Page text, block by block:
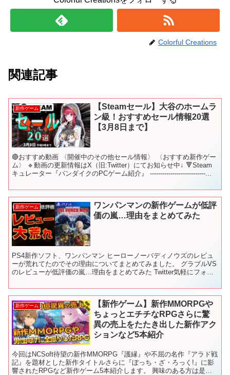
Colorful Creations
関連記事
新作ゲーム
【Steamセール】大谷のホームラ
ン級！おすすめセール情報20選
【3月8日まで】
🔴おすすめ動画 〈開催中のその他セール情報〉 〈おすすめ新作ゲー
ム〉 🔹動画の更新情報はX（旧:Twitter）にてお知らせ中↓ 🔻Steam
キュレーター『パンダイクのPCゲーム紹介』 ---------------------------...
新作ゲーム
ワンパンマンの新作ゲームが低評
価の嵐…理由をまとめてみた
PS4新作ソフト、ワンパンマン ヒーローノーバディノウズのレビュ
ーが荒れてたのでその理由についてまとめてみました。 グラブルVS
のレビューが低評価の嵐…理由をまとめてみた Twitter気軽にフォロ
新作ゲーム
【新作ゲーム】新作MMORPGや
ちょっとエチチなRPGさらに驚
異の売上をたたき出した新作アク
ションなど5本紹介
今回はNCSoft待望の新作MMORPG『護縁』や不屈の名作『アラド戦
記』を題材とした新作タイトルさらに『ぼっち・ざ・ろっく!』に影
響されたRPGなど新作ゲーム5本紹介します。 興味のある方は是